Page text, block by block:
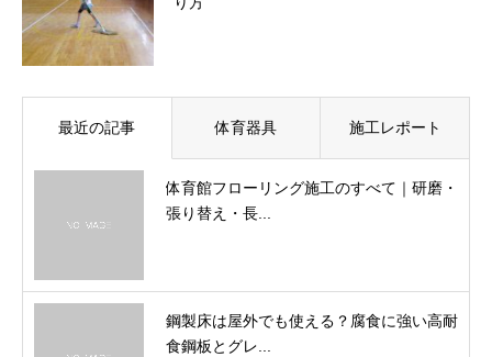
最近の記事 体育器具 施工レポート
体育館フローリング施工のすべて｜研磨・
張り替え・長...
鋼製床は屋外でも使える？腐食に強い高耐
食鋼板とグレ...